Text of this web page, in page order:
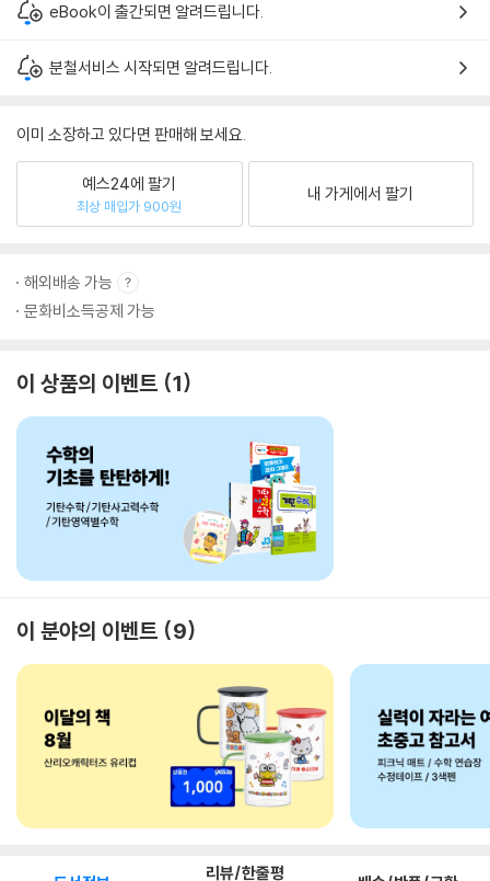
eBook이 출간되면 알려드립니다.
분철서비스 시작되면 알려드립니다.
이미 소장하고 있다면 판매해 보세요.
예스24에 팔기
최상 매입가 900원
내 가게에서 팔기
해외배송 가능
문화비소득공제 가능
이 상품의 이벤트 1
이 분야의 이벤트 9
리뷰/한줄평